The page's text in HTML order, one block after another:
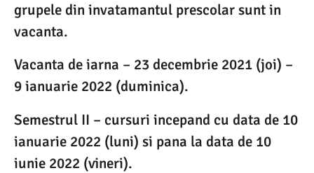
grupele din invatamantul prescolar sunt in
vacanta.
Vacanta de iarna – 23 decembrie 2021 (joi) –
9 ianuarie 2022 (duminica).
Semestrul II – cursuri incepand cu data de 10
ianuarie 2022 (luni) si pana la data de 10
iunie 2022 (vineri).